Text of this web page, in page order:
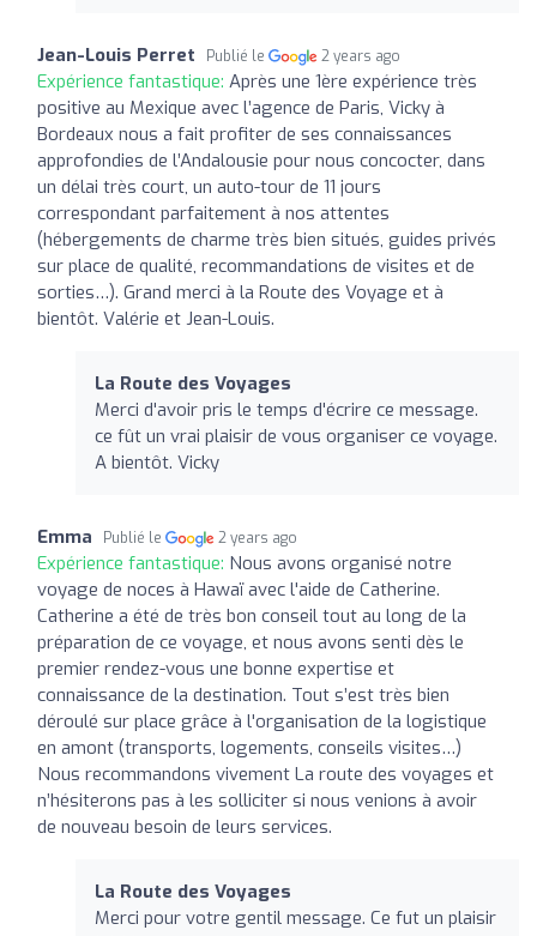
Jean-Louis Perret Publié le 2 years ago
Expérience fantastique: Après une 1ère expérience très
positive au Mexique avec l’agence de Paris, Vicky à
Bordeaux nous a fait profiter de ses connaissances
approfondies de l’Andalousie pour nous concocter, dans
un délai très court, un auto-tour de 11 jours
correspondant parfaitement à nos attentes
(hébergements de charme très bien situés, guides privés
sur place de qualité, recommandations de visites et de
sorties…). Grand merci à la Route des Voyage et à
bientôt. Valérie et Jean-Louis.
La Route des Voyages
Merci d'avoir pris le temps d'écrire ce message.
ce fût un vrai plaisir de vous organiser ce voyage.
A bientôt. Vicky
Emma Publié le 2 years ago
Expérience fantastique: Nous avons organisé notre
voyage de noces à Hawaï avec l'aide de Catherine.
Catherine a été de très bon conseil tout au long de la
préparation de ce voyage, et nous avons senti dès le
premier rendez-vous une bonne expertise et
connaissance de la destination. Tout s’est très bien
déroulé sur place grâce à l'organisation de la logistique
en amont (transports, logements, conseils visites…)
Nous recommandons vivement La route des voyages et
n’hésiterons pas à les solliciter si nous venions à avoir
de nouveau besoin de leurs services.
La Route des Voyages
Merci pour votre gentil message. Ce fut un plaisir